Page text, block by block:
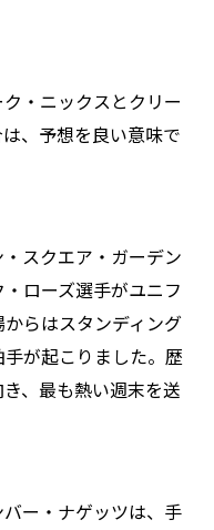
・ニックスとクリー
、予想を良い意味で
スクエア・ガーデン
ローズ選手がユニフ
らはスタンディング
が起こりました。歴
、最も熱い週末を送
ー・ナゲッツは、手